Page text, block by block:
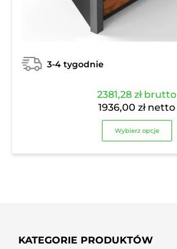
3-4 tygodnie
2381,28 złbrutto
1936,00 złnetto
Wybierz opcje
KATEGORIE PRODUKTÓW